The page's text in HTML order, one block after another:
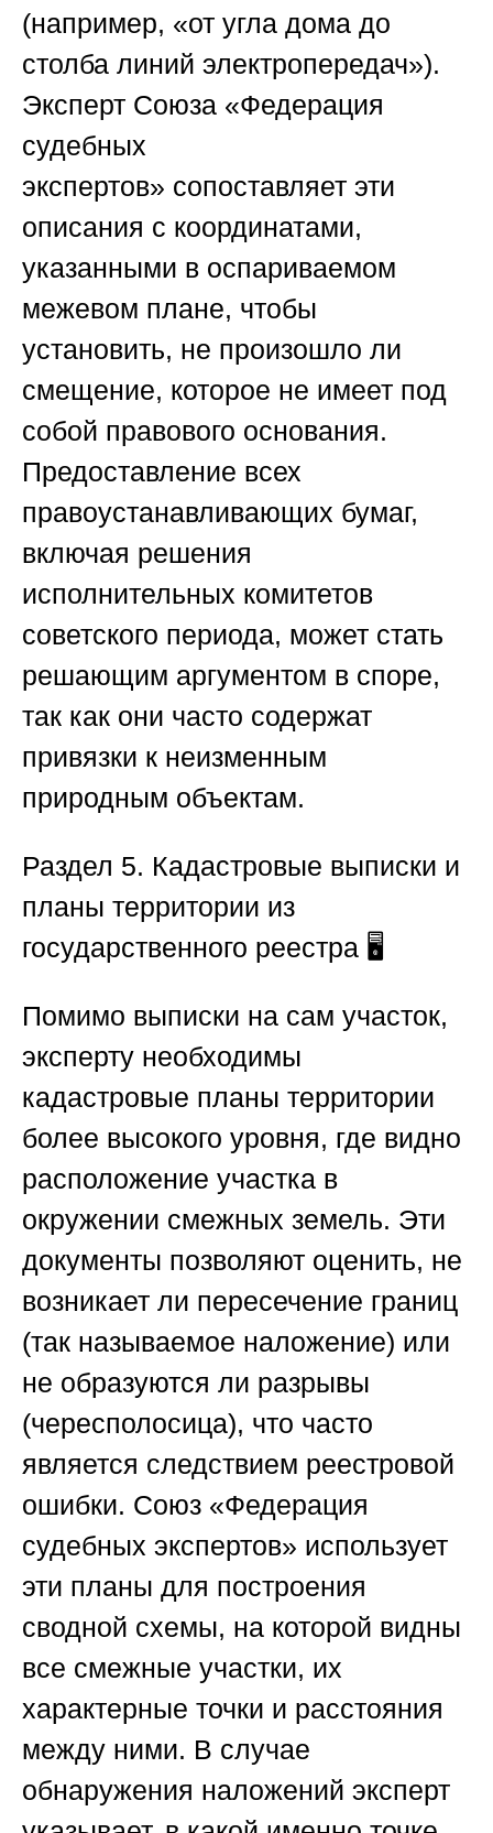
(например, «от угла дома до
столба линий электропередач»).
Эксперт Союза «Федерация
судебных
экспертов» сопоставляет эти
описания с координатами,
указанными в оспариваемом
межевом плане, чтобы
установить, не произошло ли
смещение, которое не имеет под
собой правового основания.
Предоставление всех
правоустанавливающих бумаг,
включая решения
исполнительных комитетов
советского периода, может стать
решающим аргументом в споре,
так как они часто содержат
привязки к неизменным
природным объектам.
Раздел 5. Кадастровые выписки и
планы территории из
государственного реестра 🖥️
Помимо выписки на сам участок,
эксперту необходимы
кадастровые планы территории
более высокого уровня, где видно
расположение участка в
окружении смежных земель. Эти
документы позволяют оценить, не
возникает ли пересечение границ
(так называемое наложение) или
не образуются ли разрывы
(чересполосица), что часто
является следствием реестровой
ошибки. Союз «Федерация
судебных экспертов» использует
эти планы для построения
сводной схемы, на которой видны
все смежные участки, их
характерные точки и расстояния
между ними. В случае
обнаружения наложений эксперт